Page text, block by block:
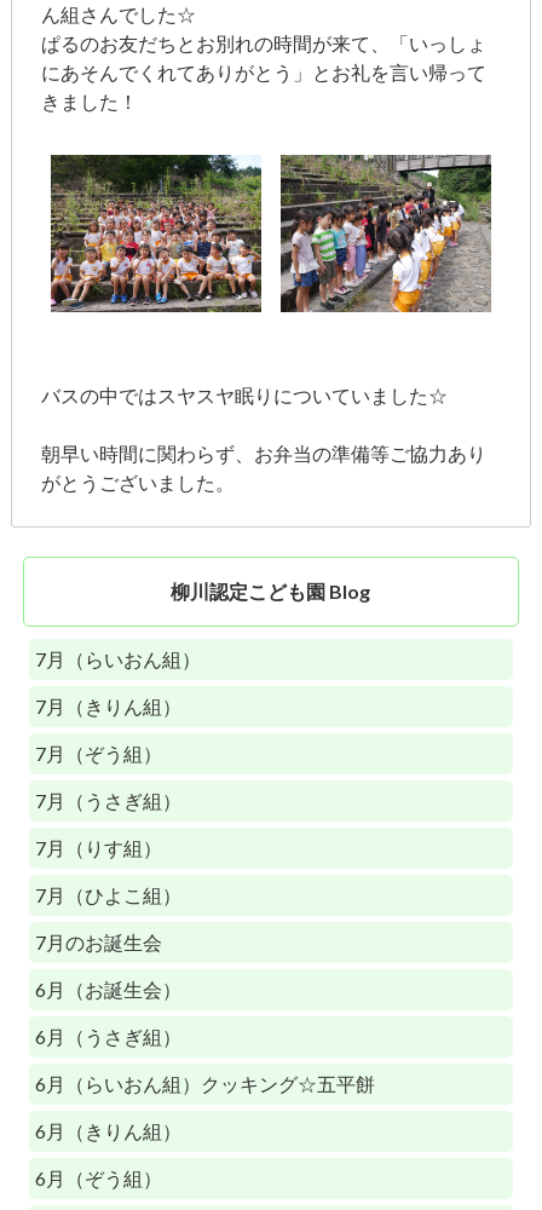
ん組さんでした☆
ぱるのお友だちとお別れの時間が来て、「いっしょ
にあそんでくれてありがとう」とお礼を言い帰って
きました！
バスの中ではスヤスヤ眠りについていました☆
朝早い時間に関わらず、お弁当の準備等ご協力あり
がとうございました。
柳川認定こども園 Blog
7月（らいおん組）
7月（きりん組）
7月（ぞう組）
7月（うさぎ組）
7月（りす組）
7月（ひよこ組）
7月のお誕生会
6月（お誕生会）
6月（うさぎ組）
6月（らいおん組）クッキング☆五平餅
6月（きりん組）
6月（ぞう組）